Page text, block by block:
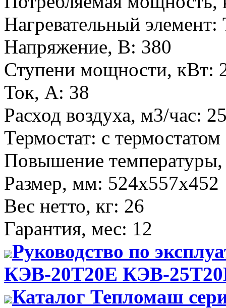
Нагревательный элемент:
Напряжение, В: 380
Ступени мощности, кВт:
Ток, А: 38
Расход воздуха, м3/час:
Термостат: с термостатом
Повышение
Размер, мм: 524х557х452
Вес нетто, кг: 26
Гарантия, мес: 12
Руководство по
КЭВ-20Т20Е КЭВ-
Каталог Тепломаш